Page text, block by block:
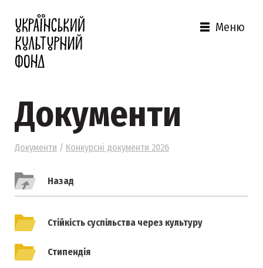
Меню
Документи
Документи / Конкурсні документи 2026
Назад
Стійкість суспільства через культуру
Стипендія